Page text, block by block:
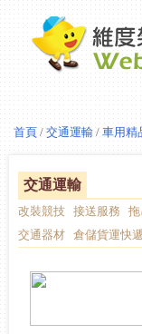
首頁 /交通運輸/車用精
交通運輸
改裝競技 接送服務
交通器材 倉儲貨運快遞